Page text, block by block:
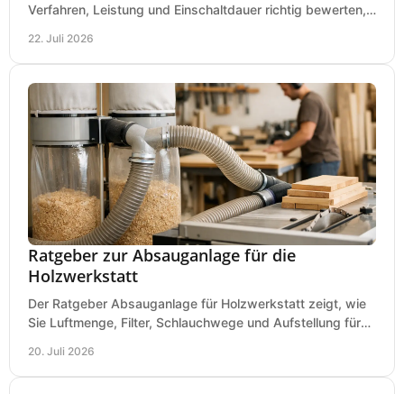
Verfahren, Leistung und Einschaltdauer richtig bewerten,
22. Juli 2026
Ratgeber zur Absauganlage für die
Holzwerkstatt
Der Ratgeber Absauganlage für Holzwerkstatt zeigt, wie
Sie Luftmenge, Filter, Schlauchwege und Aufstellung für
20. Juli 2026